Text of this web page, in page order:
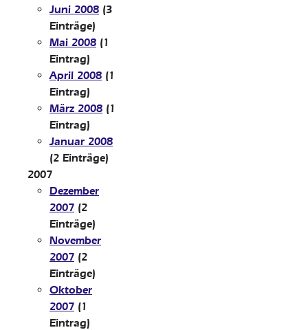
Juni 2008 (3
Einträge)
Mai 2008 (1
Eintrag)
April 2008 (1
Eintrag)
März 2008 (1
Eintrag)
Januar 2008
(2 Einträge)
2007
Dezember
2007 (2
Einträge)
November
2007 (2
Einträge)
Oktober
2007 (1
Eintrag)